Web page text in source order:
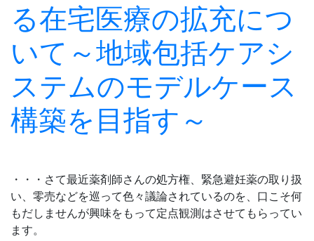
る在宅医療の拡充につ
いて ～地域包括ケアシ
ステムのモデルケース
構築を目指す～
・・・さて最近薬剤師さんの処方権、緊急避妊薬の取り扱
い、零売などを巡って色々議論されているのを、口こそ何
もだしませんが興味をもって定点観測はさせてもらってい
ます。